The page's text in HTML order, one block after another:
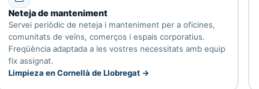
Neteja de manteniment
Servei periòdic de neteja i manteniment per a oficines,
comunitats de veïns, comerços i espais corporatius.
Freqüència adaptada a les vostres necessitats amb equip
fix assignat.
Limpieza en Cornellà de Llobregat →